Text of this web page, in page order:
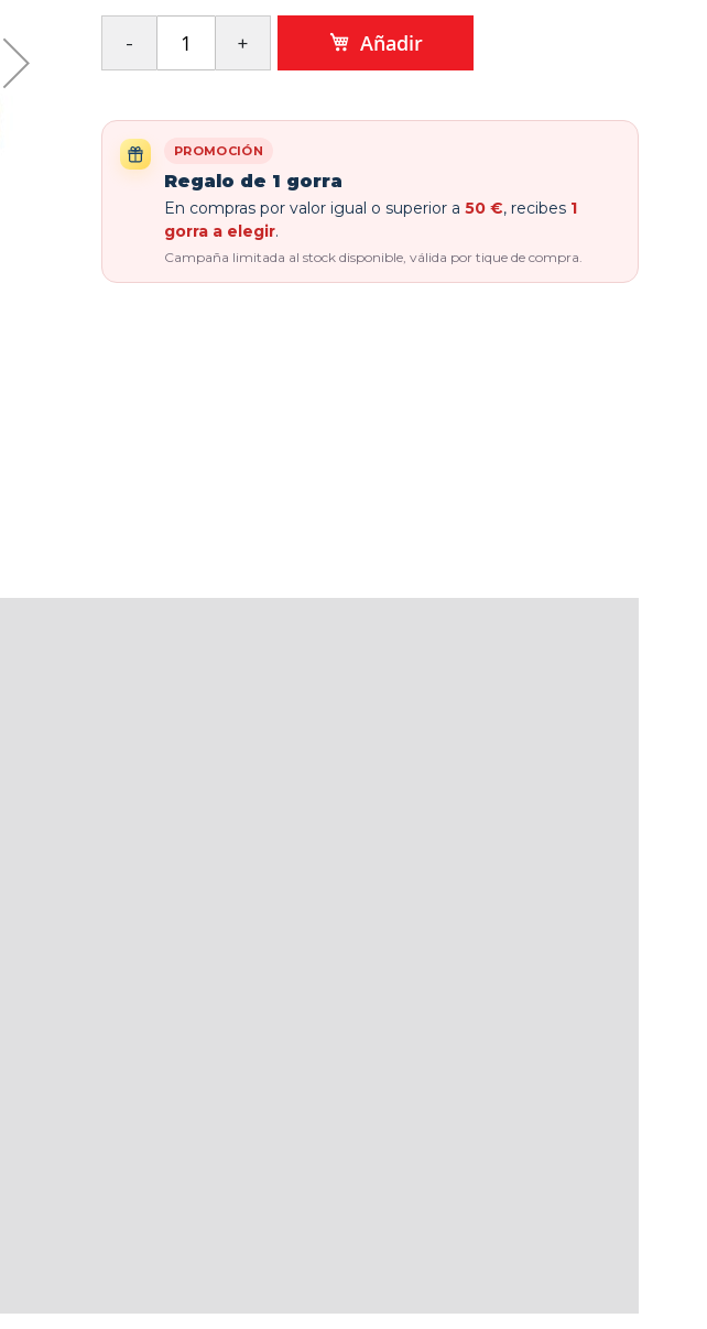
Añadir
PROMOCIÓN
Regalo de 1 gorra
En compras por valor igual o superior a 50 €, recibes 1
gorra a elegir.
Campaña limitada al stock disponible, válida por tique de compra.